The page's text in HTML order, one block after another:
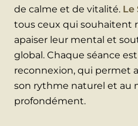
de calme et de vitalité. Le
tous ceux qui souhaitent
apaiser leur mental et
global. Chaque séance
reconnexion, qui permet
son rythme naturel et au
profondément.